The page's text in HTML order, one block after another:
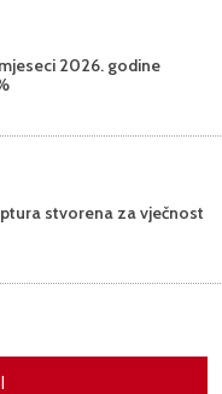
2026. godine
stvorena za vječnost